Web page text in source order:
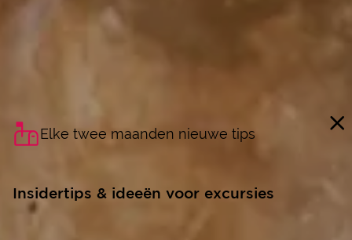
Elke twee maanden nieuwe tips
Insidertips & ideeën voor excursies